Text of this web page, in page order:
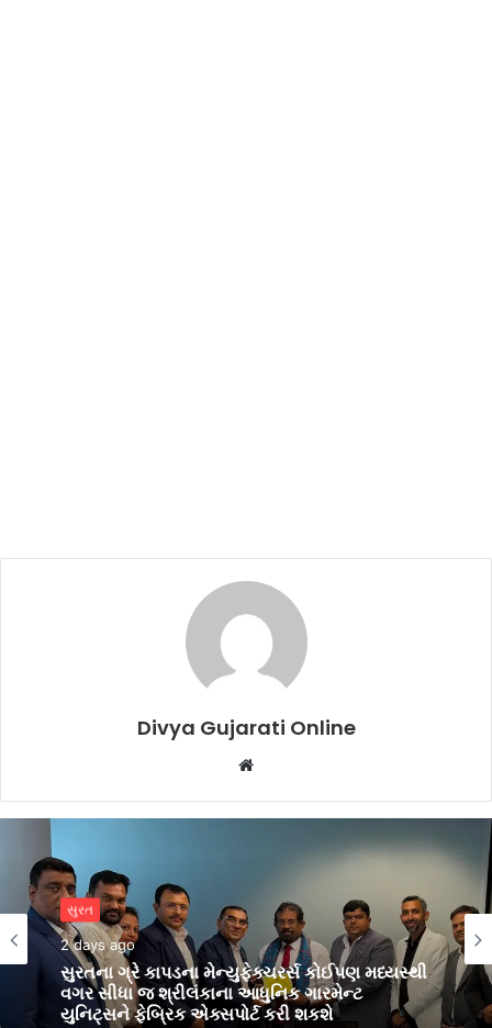
Divya Gujarati Online
Website
સુરત
2 days ago
બિઝનેસ
3 days ago
પીઅર્સને વિદેશમાં અભ્યાસ કરવા ઈચ્છતા
વિદ્યાર્થીઓ માટે સુરતમાં પીટીઈ પાર્ટનર મીટનું
આયોજન કર્યું